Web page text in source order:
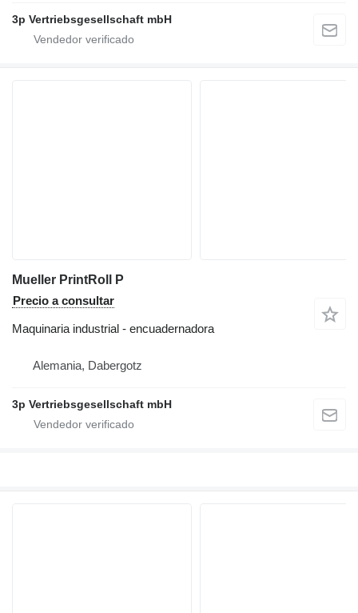
3p Vertriebsgesellschaft mbH
Mueller PrintRoll P
Precio a consultar
Maquinaria industrial - encuadernadora
Alemania, Dabergotz
3p Vertriebsgesellschaft mbH